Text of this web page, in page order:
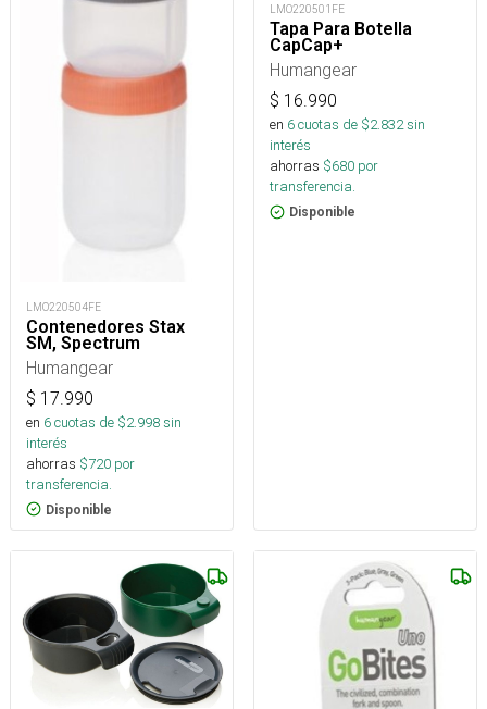
LMO220504FE
Contenedores Stax
SM, Spectrum
Humangear
$ 17.990
en 6cuotas de $2.998sin
interés
ahorras $720 por
transferencia.
Disponible
LMO220501FE
Tapa Para Botella
CapCap+
Humangear
$ 16.990
en 6cuotas de $2.832sin
interés
ahorras $680 por
transferencia.
Disponible